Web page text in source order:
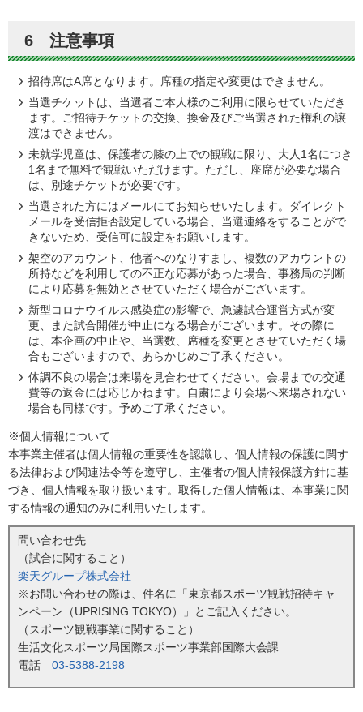
6 注意事項
招待席はA席となります。席種の指定や変更はできません。
当選チケットは、当選者ご本人様のご利用に限らせていただき
ます。ご招待チケットの交換、換金及びご当選された権利の譲
渡はできません。
未就学児童は、保護者の膝の上での観戦に限り、大人1名につき
1名まで無料で観戦いただけます。ただし、座席が必要な場合
は、別途チケットが必要です。
当選された方にはメールにてお知らせいたします。ダイレクト
メールを受信拒否設定している場合、当選連絡をすることがで
きないため、受信可に設定をお願いします。
架空のアカウント、他者へのなりすまし、複数のアカウントの
所持などを利用しての不正な応募があった場合、事務局の判断
により応募を無効とさせていただく場合がございます。
新型コロナウイルス感染症の影響で、急遽試合運営方式が変
更、また試合開催が中止になる場合がございます。その際に
は、本企画の中止や、当選数、席種を変更とさせていただく場
合もございますので、あらかじめご了承ください。
体調不良の場合は来場を見合わせてください。会場までの交通
費等の返金には応じかねます。自粛により会場へ来場されない
場合も同様です。予めご了承ください。
※個人情報について
本事業主催者は個人情報の重要性を認識し、個人情報の保護に関す
る法律および関連法令等を遵守し、主催者の個人情報保護方針に基
づき、個人情報を取り扱います。取得した個人情報は、本事業に関
する情報の通知のみに利用いたします。
問い合わせ先
（試合に関すること）
楽天グループ株式会社
※お問い合わせの際は、件名に「東京都スポーツ観戦招待キャ
ンペーン（UPRISING TOKYO）」とご記入ください。
（スポーツ観戦事業に関すること）
生活文化スポーツ局国際スポーツ事業部国際大会課
電話 03-5388-2198